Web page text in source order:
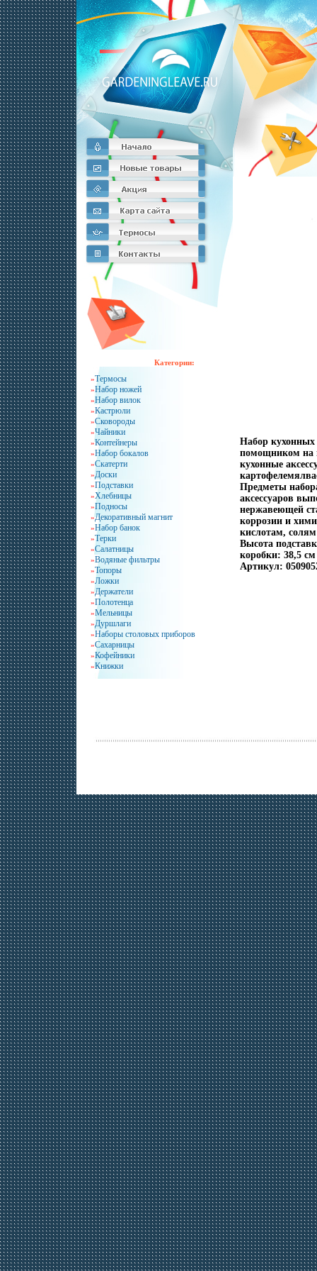
Категории:
»Термосы
»Набор ножей
»Набор вилок
»Кастрюли
»Сковороды
»Чайники
»Контейнеры
»Набор бокалов
»Скатерти
»Доски
»Подставки
»Хлебницы
»Подносы
»Декоративный магнит
»Набор банок
»Терки
»Салатницы
»Водяные фильтры
»Топоры
»Ложки
»Держатели
»Полотенца
»Мельницы
»Дуршлаги
»Наборы столовых приборов
»Сахарницы
»Кофейники
»Книжки
Набор кухонных
помощником на
кухонные
Предметы
аксессуаров
нержавеющей
коррозии и
кислотам,
Высота
коробки: 38,5
Артикул: